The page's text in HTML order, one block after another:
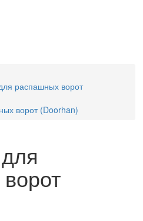
распашных ворот
ворот (Doorhan)